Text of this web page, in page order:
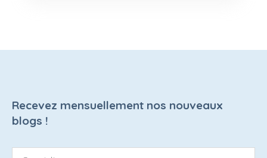
Recevez mensuellement nos nouveaux
blogs !